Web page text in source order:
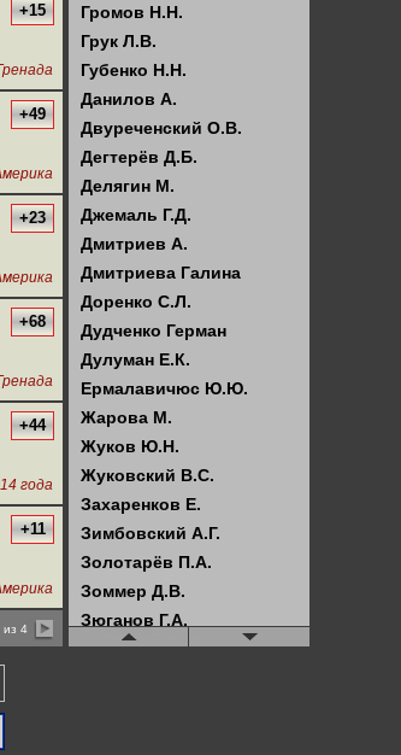
+15
+49
+23
+68
+44
года
+11
из 4
Громов Н.Н.
Грук Л.В.
Губенко Н.Н.
Данилов А.
Двуреченский О.В.
Дегтерёв Д.Б.
Делягин М.
Джемаль Г.Д.
Дмитриев А.
Дмитриева Галина
Доренко С.Л.
Дудченко Герман
Дулуман Е.К.
Ермалавичюс Ю.Ю.
Жарова М.
Жуков Ю.Н.
Жуковский В.С.
Захаренков Е.
Зимбовский А.Г.
Золотарёв П.А.
Зоммер Д.В.
Зюганов Г.А.
Илюхин В.И.